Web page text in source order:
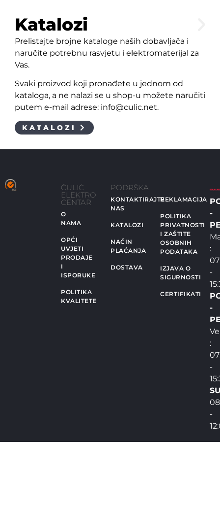
Katalozi
Prelistajte brojne kataloge naših dobavljača i
naručite potrebnu rasvjetu i elektromaterijal za
Vas.
Svaki proizvod koji pronađete u jednom od
kataloga, a ne nalazi se u shop-u možete naručiti
putem e-mail adrese: info@culic.net.
KATALOZI
ČULIĆ
ELEKTRO
CENTAR
O
NAMA
OPĆI
UVJETI
PRODAJE
I
ISPORUKE
POLITIKA
KVALITETE
PODRŠKA
KONTAKTIRAJTE
NAS
KATALOZI
NAČIN
PLAĆANJA
DOSTAVA
REKLAMACIJA
POLITIKA
PRIVATNOSTI
I ZAŠTITE
OSOBNIH
PODATAKA
IZJAVA O
SIGURNOSTI
CERTIFIKATI
-
:
-
-
:
-
-